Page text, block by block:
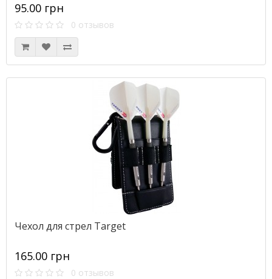
95.00 грн
0 отзывов
Чехол для стрел Target
165.00 грн
0 отзывов